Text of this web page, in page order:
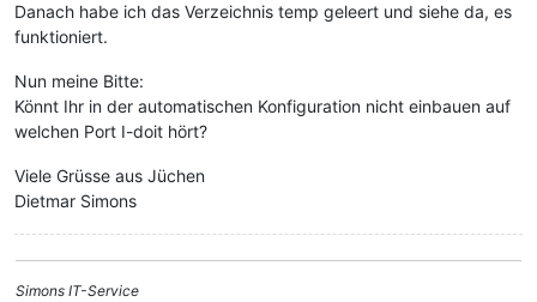
Danach habe ich das Verzeichnis temp geleert und siehe da, es
funktioniert.
Nun meine Bitte:
Könnt Ihr in der automatischen Konfiguration nicht einbauen auf
welchen Port I-doit hört?
Viele Grüsse aus Jüchen
Dietmar Simons
Simons IT-Service